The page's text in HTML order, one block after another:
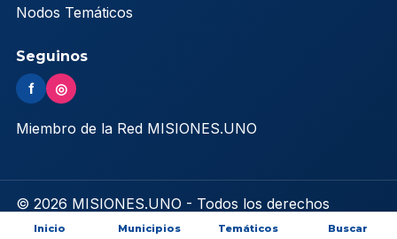
Nodos Temáticos
Seguinos
f ◎
Miembro de la Red MISIONES.UNO
© 2026 MISIONES.UNO - Todos los derechos
reservados
Inicio Municipios Temáticos Buscar